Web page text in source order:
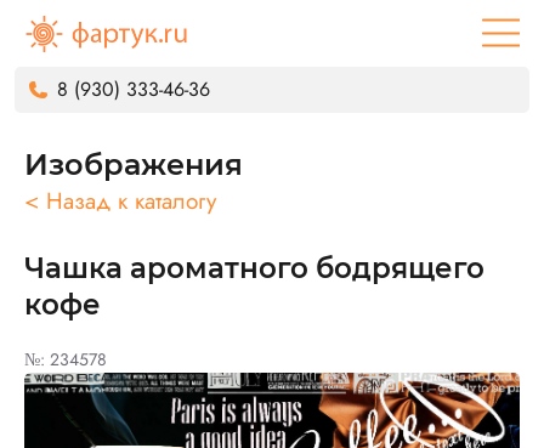
8 (930) 333-46-36
Изображения
< Назад к каталогу
Чашка ароматного бодрящего
кофе
№: 234578